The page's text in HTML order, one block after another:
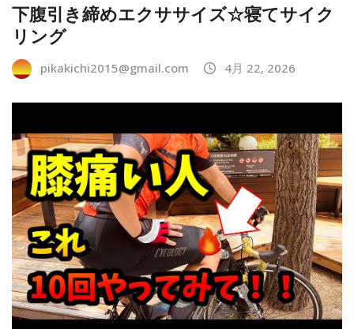
下腹引き締めエクササイズ☆寝てサイク
リング
pikakichi2015@gmail.com 4月 22, 2026